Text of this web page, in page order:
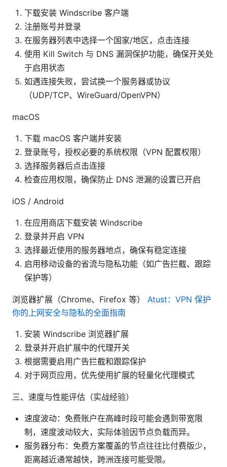
下载安装 Windscribe 客户端
注册账号并登录
在服务器列表中选择一个国家/地区，点击连接
使用 Kill Switch 与 DNS 漏洞保护功能，确保开关处
于启用状态
如遇连接失败，尝试换一个服务器或协议
（UDP/TCP、WireGuard/OpenVPN）
macOS
下载 macOS 客户端并安装
登录账号，授权必要的系统权限（VPN 配置权限）
选择服务器后点击连接
检查应用权限，确保防止 DNS 泄漏的设置已开启
iOS / Android
在应用商店下载安装 Windscribe
登录并开启 VPN
选择最近使用的服务器地点，确保有稳定连接
启用移动设备的省流与隐私功能（如广告拦截、跟踪
保护等）
浏览器扩展（Chrome、Firefox 等） Atust：VPN 保护
你的上网安全与隐私的全面指南
安装 Windscribe 浏览器扩展
登录并开启扩展中的代理开关
根据需要启用广告拦截和跟踪保护
对于网页应用，优先使用扩展的轻量化代理模式
三、速度与性能评估（实战经验）
速度波动：免费账户在高峰时段可能会遇到带宽限
制，速度波动较大，实际体验因节点负载而异。
服务器分布：免费方案覆盖的节点往往比付费版少，
距离越近通常越快，跨洲连接可能受限。